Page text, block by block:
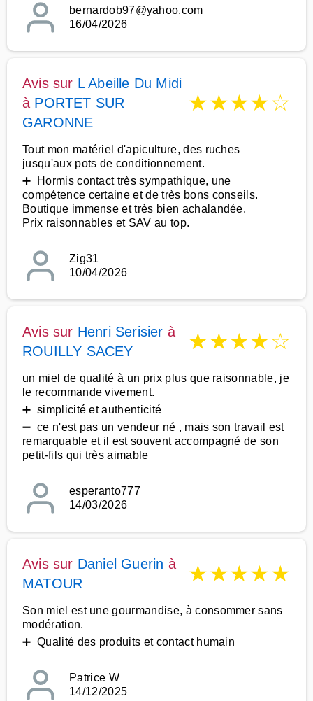
bernardob97@yahoo.com
16/04/2026
Avis sur L Abeille Du Midi
à PORTET SUR
GARONNE
★★★★☆
Tout mon matériel d'apiculture, des ruches
jusqu'aux pots de conditionnement.
➕ Hormis contact très sympathique, une
compétence certaine et de très bons conseils.
Boutique immense et très bien achalandée.
Prix raisonnables et SAV au top.
Zig31
10/04/2026
Avis sur Henri Serisier à
ROUILLY SACEY
★★★★☆
un miel de qualité à un prix plus que raisonnable, je
le recommande vivement.
➕ simplicité et authenticité
➖ ce n'est pas un vendeur né , mais son travail est
remarquable et il est souvent accompagné de son
petit-fils qui très aimable
esperanto777
14/03/2026
Avis sur Daniel Guerin à
MATOUR
★★★★★
Son miel est une gourmandise, à consommer sans
modération.
➕ Qualité des produits et contact humain
Patrice W
14/12/2025